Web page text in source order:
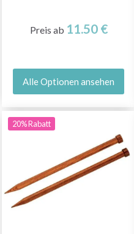
Preis ab 11.50 €
Alle Optionen ansehen
20% Rabatt